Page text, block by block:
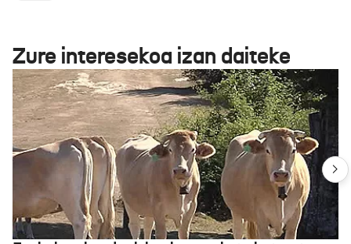
Zure interesekoa izan daiteke